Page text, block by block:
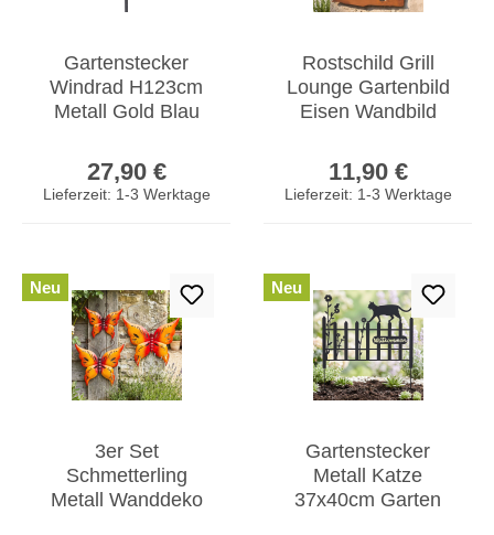
Gartenstecker
Windrad H123cm
Metall Gold Blau
Erdspieß Garten
Deko
27,90 €
Lieferzeit: 1-3 Werktage
Rostschild Grill
Lounge Gartenbild
Eisen Wandbild
Balkon Garten
11,90 €
Lieferzeit: 1-3 Werktage
Neu
3er Set
Schmetterling
Metall Wanddeko
Neu
Gartenstecker
Metall Katze
37x40cm Garten